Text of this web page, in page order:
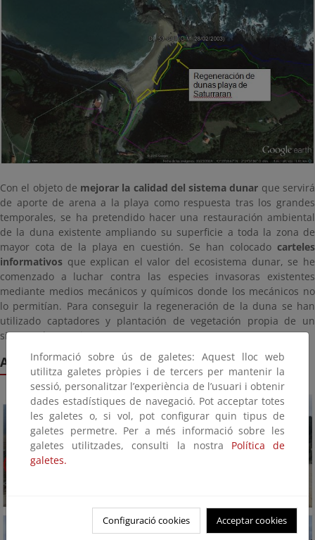
Con el objeto de mejorar la calidad del sistema dunar que servirá
de aporte de arena a la playa como respuesta tras los grandes
temporales, se ha pretendido hacer una restauración ambiental
de la duna existente ampliando su superficie a toda la zona de
mayor cota de la playa en cuestión. Se han colocado carteles
informativos que explican el valor del ecosistema dunar, se he
comenzado a luchar contra las especies invasoras existentes
mediante medios mecánicos y químicos donde los mecánicos no
lo permitían. Para conseguir la regeneración de la duna se han
utilizado captadores y plantación de vegetación propia de un
sistema de este tipo.
Actuaciones
Informació sobre ús de galetes: Aquest lloc web
utilitza galetes pròpies i de tercers per mantenir la
sessió, personalitzar l’experiència de l’usuari i obtenir
dades estadístiques de navegació. Pot acceptar totes
les galetes o, si vol, pot configurar quin tipus de
galetes permetre. Per a més informació sobre les
galetes utilitzades, consulti la nostra Política de
galetes.
Configuració cookies Acceptar cookies